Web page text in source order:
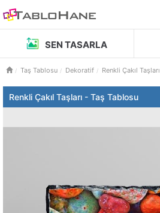
SEN TASARLA
Taş Tablosu Dekoratif Renkli Çakıl Taşları
Renkli Çakıl Taşları - Taş Tablosu